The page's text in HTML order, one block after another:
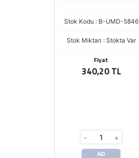
Stok Kodu : B-UMD-5846
Stok Miktarı : Stokta Var
Fiyat
340,20 TL
- +
AD